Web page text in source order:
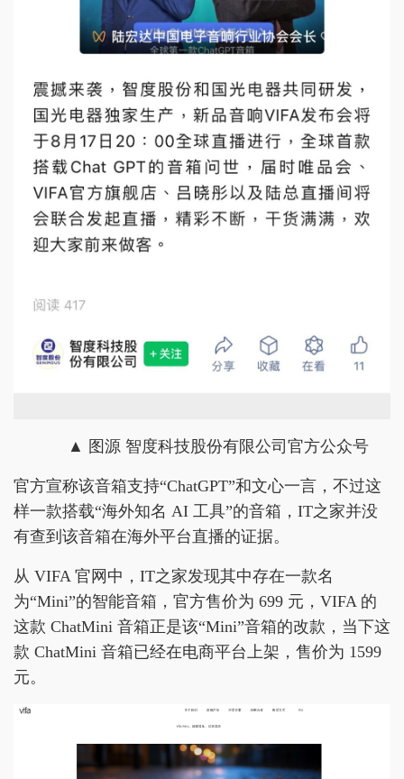
▲ 图源 智度科技股份有限公司官方公众号
官方宣称该音箱支持“ChatGPT”和文心一言，不过这
样一款搭载“海外知名 AI 工具”的音箱，IT之家并没
有查到该音箱在海外平台直播的证据。
从 VIFA 官网中，IT之家发现其中存在一款名
为“Mini”的智能音箱，官方售价为 699 元，VIFA 的
这款 ChatMini 音箱正是该“Mini”音箱的改款，当下这
款 ChatMini 音箱已经在电商平台上架，售价为 1599
元。